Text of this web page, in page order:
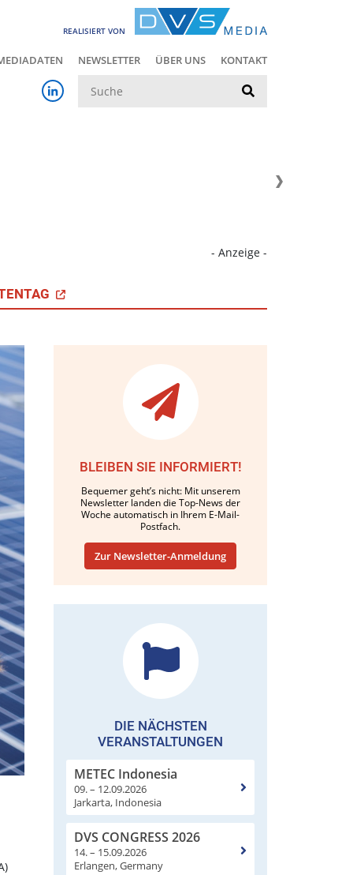
REALISIERT VON
NEWSLETTER ÜBER UNS KONTAKT
- Anzeige -
BLEIBEN SIE INFORMIERT!
Bequemer geht’s nicht: Mit unserem
Newsletter landen die Top-News der
Woche automatisch in Ihrem E-Mail-
Postfach.
Zur Newsletter-Anmeldung
DIE NÄCHSTEN
VERANSTALTUNGEN
METEC Indonesia
09. – 12.09.2026
Jarkarta, Indonesia
DVS CONGRESS 2026
14. – 15.09.2026
Erlangen, Germany